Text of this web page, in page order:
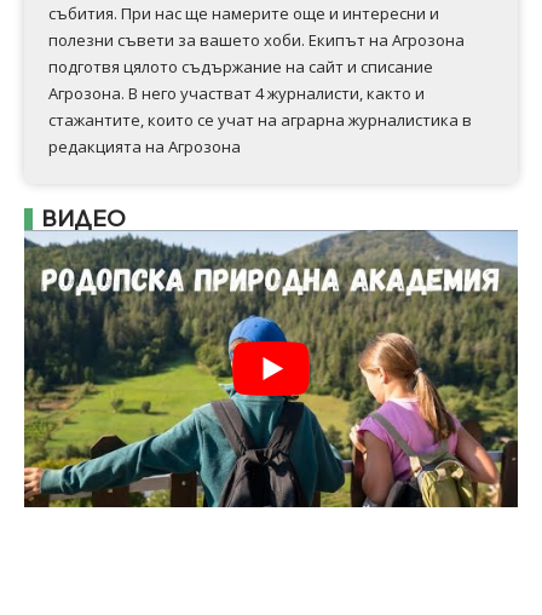
събития. При нас ще намерите още и интересни и
полезни съвети за вашето хоби. Екипът на Агрозона
подготвя цялото съдържание на сайт и списание
Агрозона. В него участват 4 журналисти, както и
стажантите, които се учат на аграрна журналистика в
редакцията на Агрозона
ВИДЕО